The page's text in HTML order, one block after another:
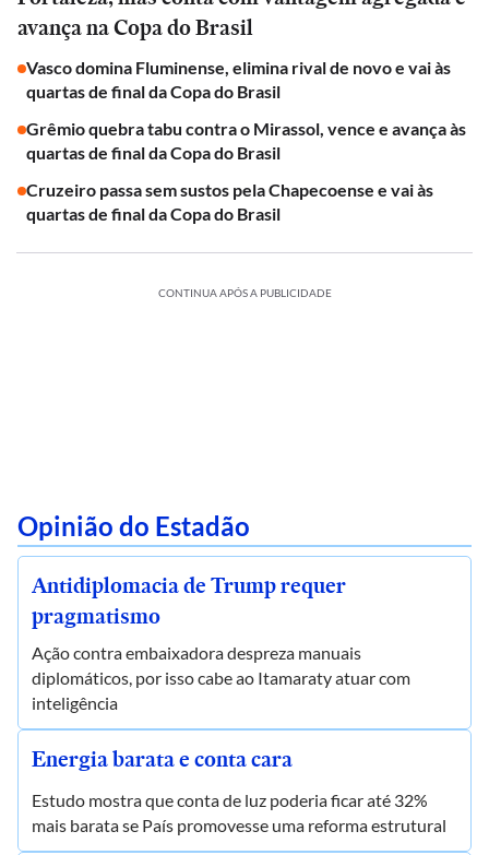
avança na Copa do Brasil
Vasco domina Fluminense, elimina rival de novo e vai às
quartas de final da Copa do Brasil
Grêmio quebra tabu contra o Mirassol, vence e avança às
quartas de final da Copa do Brasil
Cruzeiro passa sem sustos pela Chapecoense e vai às
quartas de final da Copa do Brasil
CONTINUA APÓS A PUBLICIDADE
Opinião do Estadão
Antidiplomacia de Trump requer
pragmatismo
Ação contra embaixadora despreza manuais
diplomáticos, por isso cabe ao Itamaraty atuar com
inteligência
Energia barata e conta cara
Estudo mostra que conta de luz poderia ficar até 32%
mais barata se País promovesse uma reforma estrutural